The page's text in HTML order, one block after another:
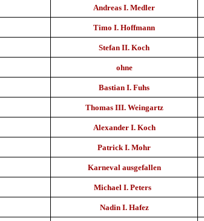
Andreas I. Medler
Timo I. Hoffmann
Stefan II. Koch
ohne
Bastian I. Fuhs
Thomas III. Weingartz
Alexander I. Koch
Patrick I. Mohr
Karneval ausgefallen
Michael I. Peters
Nadin I. Hafez